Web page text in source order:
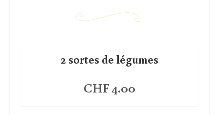
2 sortes de légumes
CHF 4.00